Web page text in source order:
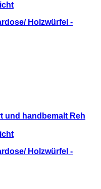
Holzwürfel -
Holzwürfel -